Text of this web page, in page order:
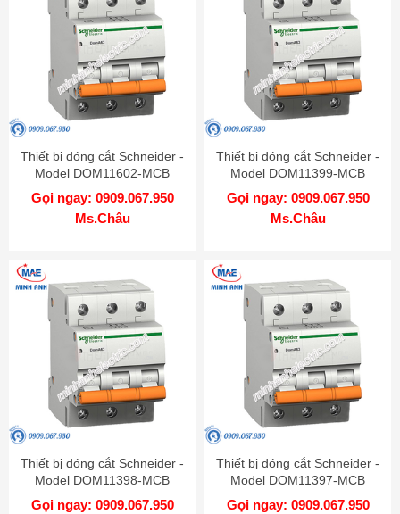
Thiết bị đóng cắt Schneider -
Model DOM11602-MCB
Gọi ngay: 0909.067.950
Ms.Châu
Thiết bị đóng cắt Schneider -
Model DOM11399-MCB
Gọi ngay: 0909.067.950
Ms.Châu
Thiết bị đóng cắt Schneider -
Model DOM11398-MCB
Gọi ngay: 0909.067.950
Thiết bị đóng cắt Schneider -
Model DOM11397-MCB
Gọi ngay: 0909.067.950